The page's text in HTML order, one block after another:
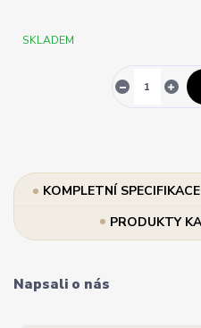
SKLADEM
KOMPLETNÍ SPECIFIKACE
PRODUKTY
Napsali o nás